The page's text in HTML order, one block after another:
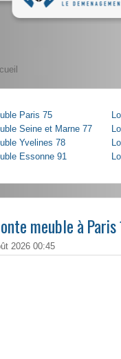
Paris 75
Seine et Marne 77
Yvelines 78
Essonne 91
meuble à Paris
2026 00:45